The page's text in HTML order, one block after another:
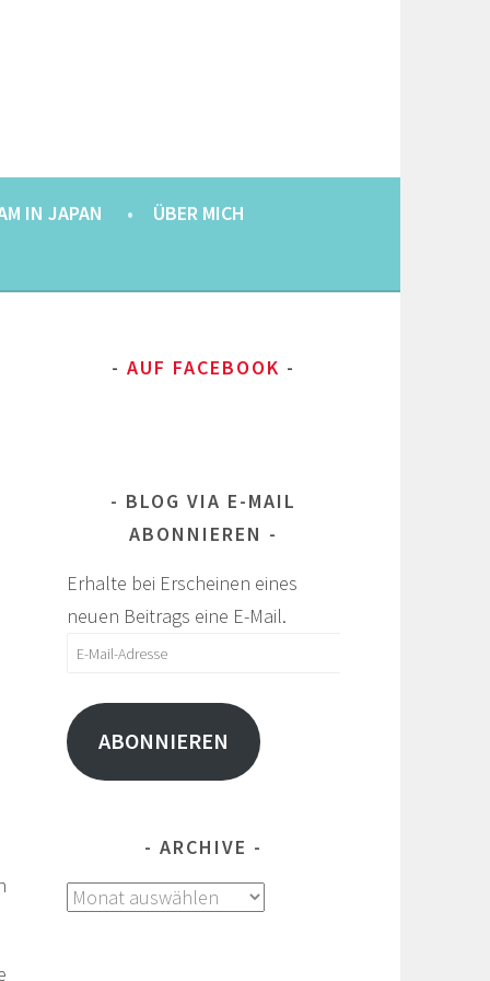
IN JAPAN ÜBER MICH
AUF FACEBOOK
BLOG VIA E-MAIL
ABONNIEREN
Erhalte bei Erscheinen eines
neuen Beitrags eine E-Mail.
E-
Adresse
ABONNIEREN
ARCHIVE
Archive